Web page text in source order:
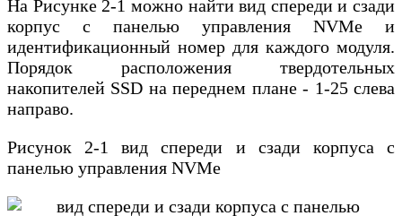
На Рисунке 2-1 можно найти вид спереди и сзади
корпус с панелью управления NVMe и
идентификационный номер для каждого модуля.
Порядок расположения твердотельных
накопителей SSD на переднем плане - 1-25 слева
направо.
Рисунок 2-1 вид спереди и сзади корпуса с
панелью управления NVMe